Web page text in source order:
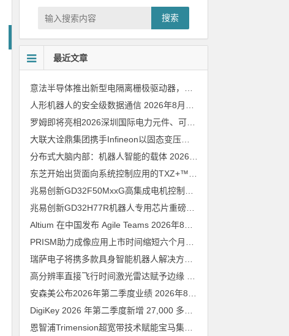
搜索
最近文章
人形机器人的安全级数据通信 2026年8月8日
罗姆即将亮相2026深圳国际电力元件、可再生能源管理展览会暨研讨会
大联大诠鼎集团携手Infineon以固态变压器重构配电效率新标杆
分布式大脑内部：机器人智能的载体 2026年8月6日
兆易创新GD32H77R机器人专用芯片重磅亮相，精准赋能伺服驱动与关节控制
Altium 在中国发布 Agile Teams 2026年8月6日
安森美公布2026年第二季度业绩 2026年8月6日
恩智浦Trimension超宽带技术赋能宝马集团Digital Key Plus及生命体存在检测功能